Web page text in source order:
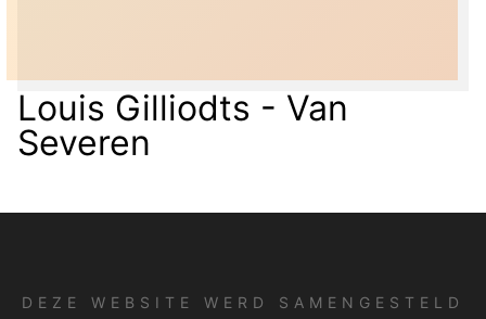
Louis Gilliodts - Van
Severen
DEZE WEBSITE WERD SAMENGESTELD